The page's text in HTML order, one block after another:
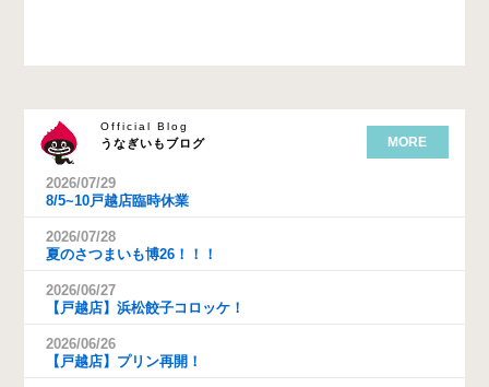
うなぎいもブログ
Official Blog
MORE
2026/07/29
8/5~10戸越店臨時休業
2026/07/28
夏のさつまいも博26！！！
2026/06/27
【戸越店】浜松餃子コロッケ！
2026/06/26
【戸越店】プリン再開！